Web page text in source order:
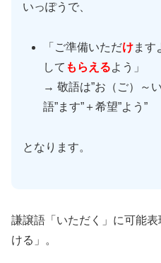
いっぽうで、
「ご準備いただけます
して もらえるよう」
→ 敬語は”お（ご）～
語”ます”＋希望”よう”
となります。
謙譲語「いただく」に可能
ける」。